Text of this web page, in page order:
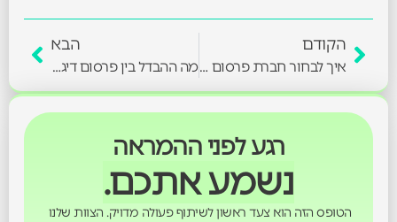
הקודם
איך לבחור חברת פרסום דיגיטלי ?
הבא
מה ההבדל בין פרסום דיגיטלי לפרסום אורגני ?
רגע לפני ההמראה
נשמע אתכם.
הטופס הזה הוא צעד ראשון לשיתוף פעולה מדויק. הצוות שלנו